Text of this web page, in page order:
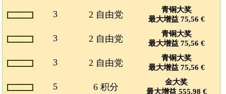
3 2 自由党
青铜大奖
最大增益 75,56 €
3 2 自由党
青铜大奖
最大增益 75,56 €
3 2 自由党
青铜大奖
最大增益 75,56 €
5 6 积分
金大奖
最大增益 555,98 €